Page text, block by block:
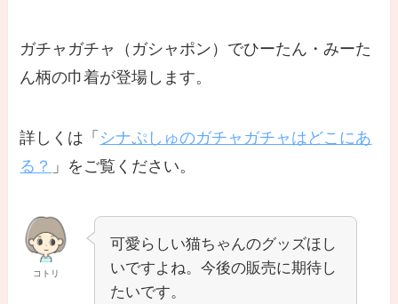
ガチャガチャ（ガシャポン）でひーたん・みーた
ん柄の巾着が登場します。
詳しくは「 シナぷしゅのガチャガチャはどこにあ
る？ 」をご覧ください。
コトリ
可愛らしい猫ちゃんのグッズほし
いですよね。今後の販売に期待し
たいです。